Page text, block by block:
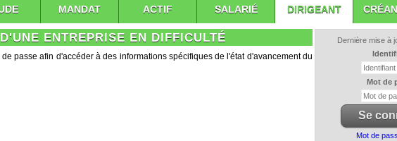
MANDAT ACTIF SALARIÉ DIRIGEANT
Dernière mise à
Mot de
Mot de
ENTREPRISE EN DIFFICULTÉ
passe afin d'accéder à des informations spécifiques de l'état d'avancement du